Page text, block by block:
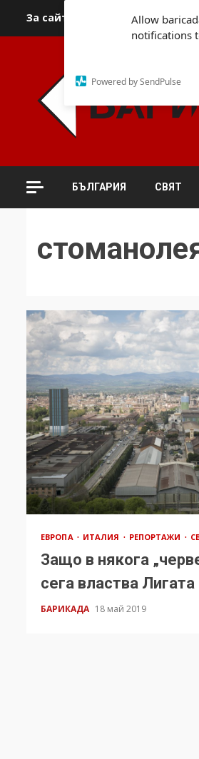
Allow
notifications
Powered by SendPulse
За сайта За
БЪЛГАРИЯ СВЯТ
ЕВРОПА ИТАЛИЯ РЕПОРТАЖИ
Защо в някога
сега властва Лигата
БАРИКАДА 18 май 2019